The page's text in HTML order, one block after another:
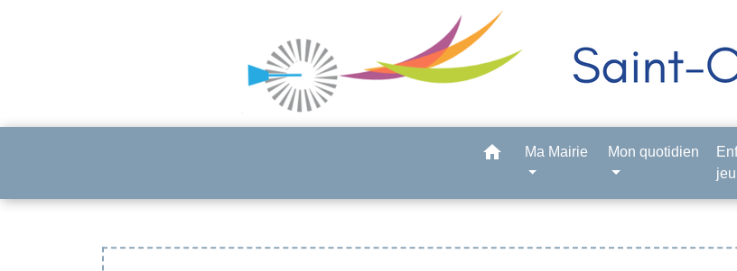
home Ma Mairie Mon quotidien